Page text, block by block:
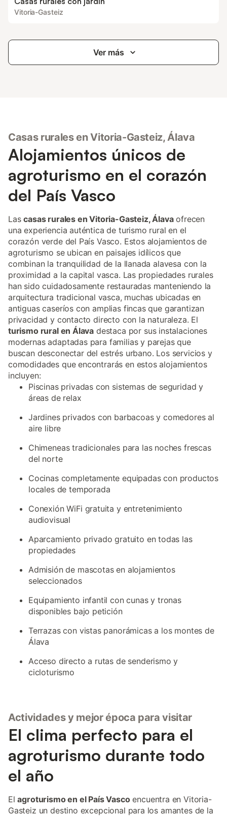
Vitoria-Gasteiz
Ver más
Casas rurales en Vitoria-Gasteiz, Álava
Alojamientos únicos de
agroturismo en el corazón
del País Vasco
Lascasas rurales en Vitoria-Gasteiz, Álavaofrecen
una experiencia auténtica de turismo rural en el
corazón verde del País Vasco. Estos alojamientos de
agroturismo se ubican en paisajes idílicos que
combinan la tranquilidad de la llanada alavesa con la
proximidad a la capital vasca. Las propiedades rurales
han sido cuidadosamente restauradas manteniendo la
arquitectura tradicional vasca, muchas ubicadas en
antiguas caseríos con amplias fincas que garantizan
privacidad y contacto directo con la naturaleza. El
turismo rural en Álava destaca por sus instalaciones
modernas adaptadas para familias y parejas que
buscan desconectar del estrés urbano. Los servicios y
comodidades que encontrarás en estos alojamientos
incluyen:
Piscinas privadas con sistemas de seguridad y
áreas de relax
Jardines privados con barbacoas y comedores al
aire libre
Chimeneas tradicionales para las noches frescas
del norte
Cocinas completamente equipadas con productos
locales de temporada
Conexión WiFi gratuita y entretenimiento
audiovisual
Aparcamiento privado gratuito en todas las
propiedades
Admisión de mascotas en alojamientos
seleccionados
Equipamiento infantil con cunas y tronas
disponibles bajo petición
Terrazas con vistas panorámicas a los montes de
Álava
Acceso directo a rutas de senderismo y
cicloturismo
Actividades y mejor época para visitar
El clima perfecto para el
agroturismo durante todo
el año
Elagroturismo en el País Vascoencuentra en Vitoria-
Gasteiz un destino excepcional para los amantes de la